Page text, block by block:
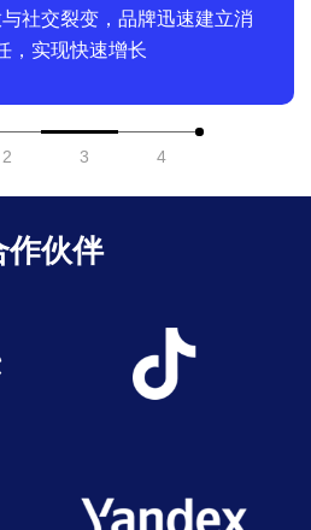
社交裂变，品牌迅速建立消
，实现快速增长
2 3 4
作伙伴